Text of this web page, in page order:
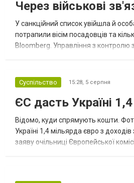
Через військові
У санкційний список увійшла й
потрапили вісім посадовців та
Bloomberg. Управління з контролю
Суспільство 15:28, 5 серпня
ЄС дасть Україні
Відомо, куди спрямують кошти.
Україні 1,4 мільярда євро з
заяву очільниці Європейської